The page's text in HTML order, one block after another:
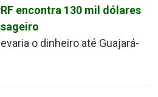
encontra 130 mil dólares
o dinheiro até Guajará-